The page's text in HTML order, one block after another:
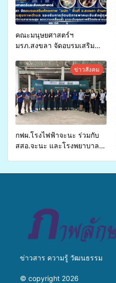
คณะมนุษยศาสตร์ฯ
มรภ.สงขลา จัดอบรมเสริม
จ่ายงบกองทุนสุขภาพตำบล
รองรับการจัดบริการพาหนะรับ
ส่งผู้ทุพพลภาพเพื่อเข้ารับ
บริการสาธารณสุข ลดความ
เหลื่อมล้ำ ยกระดับคุณภาพ
ชีวิตประชาชนอย่างยั่งยืน
ข่าวสังคม
กฟผ.โรงไฟฟ้าจะนะ ร่วมกับ
สสอ.จะนะ และโรงพยาบาล
ข่าวสาร ความรู้ วัฒนธรรม
© copyright 2026